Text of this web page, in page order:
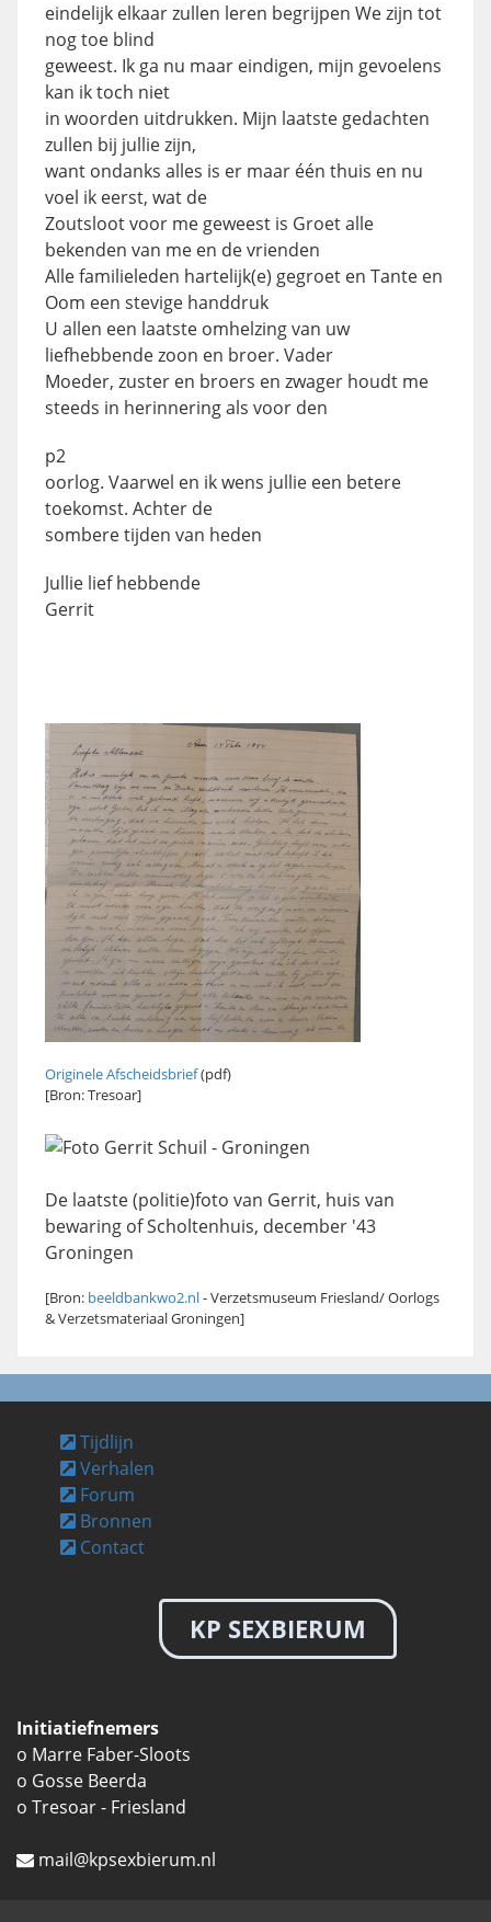
eindelijk elkaar zullen leren begrijpen We zijn tot
nog toe blind
geweest. Ik ga nu maar eindigen, mijn gevoelens
kan ik toch niet
in woorden uitdrukken. Mijn laatste gedachten
zullen bij jullie zijn,
want ondanks alles is er maar één thuis en nu
voel ik eerst, wat de
Zoutsloot voor me geweest is Groet alle
bekenden van me en de vrienden
Alle familieleden hartelijk(e) gegroet en Tante en
Oom een stevige handdruk
U allen een laatste omhelzing van uw
liefhebbende zoon en broer. Vader
Moeder, zuster en broers en zwager houdt me
steeds in herinnering als voor den
p2
oorlog. Vaarwel en ik wens jullie een betere
toekomst. Achter de
sombere tijden van heden
Jullie lief hebbende
Gerrit
Originele Afscheidsbrief(pdf)
[Bron: Tresoar]
De laatste (politie)foto van Gerrit, huis van
bewaring of Scholtenhuis, december '43
Groningen
[Bron: beeldbankwo2.nl- Verzetsmuseum Friesland/ Oorlogs
& Verzetsmateriaal Groningen]
Tijdlijn
Verhalen
Forum
Bronnen
Contact
KP SEXBIERUM
Initiatiefnemers
o Marre Faber-Sloots
o Gosse Beerda
o Tresoar - Friesland
mail@kpsexbierum.nl